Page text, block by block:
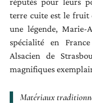
terre cuite est le fruit
une légende,
spécialité en
Alsacien de
magnifiques
Matériaux